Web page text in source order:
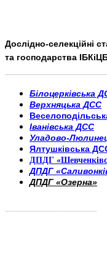
Дослідно-селекційні
та господарства
Білоцерківська
Верхняцька ДСС
Іванівська ДСС
Уладово-
Ялтушківська
ДПДГ
ДПДГ
ДПДГ «Озерна»